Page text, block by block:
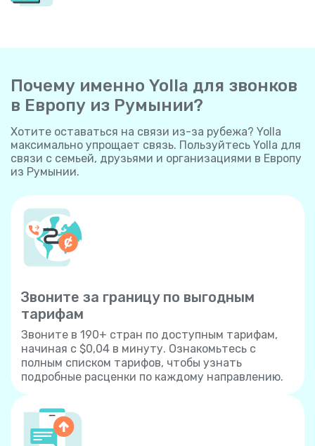
Почему именно Yolla для звонков
в Европу из Румынии?
Хотите оставаться на связи из-за рубежа? Yolla
максимально упрощает связь. Пользуйтесь Yolla для
связи с семьей, друзьями и организациями в Европу
из Румынии.
Звоните за границу по выгодным
тарифам
Звоните в 190+ стран по доступным тарифам,
начиная с $0,04 в минуту. Ознакомьтесь с
полным списком тарифов, чтобы узнать
подробные расценки по каждому направлению.